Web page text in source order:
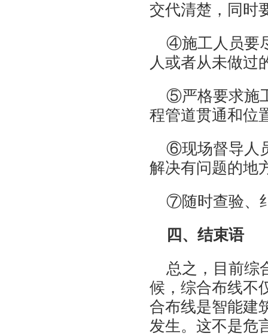
交代清楚，同时
④施工人员要
人或者从未做过
⑤严格要求施
程管道贯通和位
⑥现场督导人
解决有问题的地
⑦随时查验、
四、结束语
总之，目前综
候，综合布线不
合布线是智能建
发生。这不是危